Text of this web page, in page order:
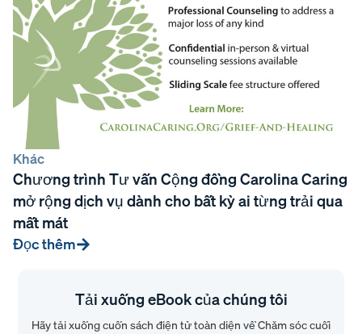
Khác
Chương trình Tư vấn Cộng đồng Carolina Caring
mở rộng dịch vụ dành cho bất kỳ ai từng trải qua
mất mát
Đọc thêm
Tải xuống eBook của chúng tôi
Hãy tải xuống cuốn sách điện tử toàn diện về Chăm sóc cuối